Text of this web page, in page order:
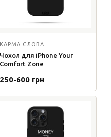
КАРМА СЛОВА
Чохол для iPhone Your
Comfort Zone
250-600 грн